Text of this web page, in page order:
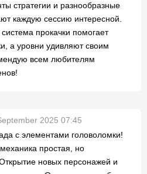
стратегии и разнообразные
каждую сессию интересной.
прокачки помогает
а уровни удивляют своим
всем любителям
2025 07:45
с элементами головоломки!
простая, но
новых персонажей и